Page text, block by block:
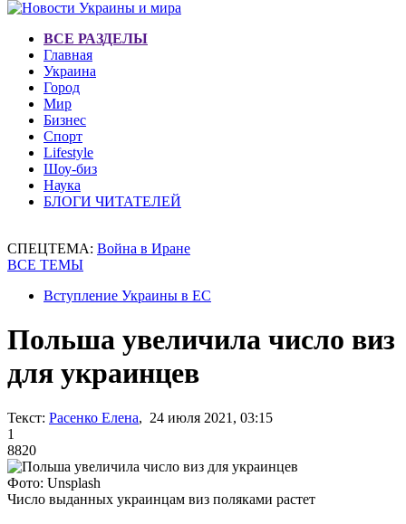
ВСЕ РАЗДЕЛЫ
Главная
Украина
Город
Мир
Бизнес
Спорт
Lifestyle
Шоу-биз
Наука
БЛОГИ ЧИТАТЕЛЕЙ
СПЕЦТЕМА: Война в Иране
ВСЕ ТЕМЫ
Вступление Украины в ЕС
Польша увеличила число виз
для украинцев
Текст: Расенко Елена, 24 июля 2021, 03:15
1
8820
Фото: Unsplash
Число выданных украинцам виз поляками растет